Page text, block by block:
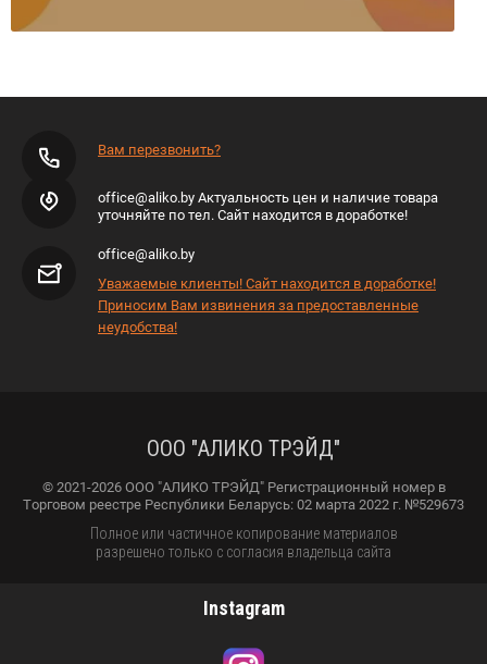
Вам перезвонить?
office@aliko.by Актуальность цен и наличие товара
уточняйте по тел. Сайт находится в доработке!
office@aliko.by
Уважаемые клиенты! Сайт находится в доработке!
Приносим Вам извинения за предоставленные
неудобства!
ООО "АЛИКО ТРЭЙД"
© 2021-2026 ООО "АЛИКО ТРЭЙД" Регистрационный номер в
Торговом реестре Республики Беларусь: 02 марта 2022 г. №529673
Полное или частичное копирование материалов
разрешено только с согласия владельца сайта
Instagram